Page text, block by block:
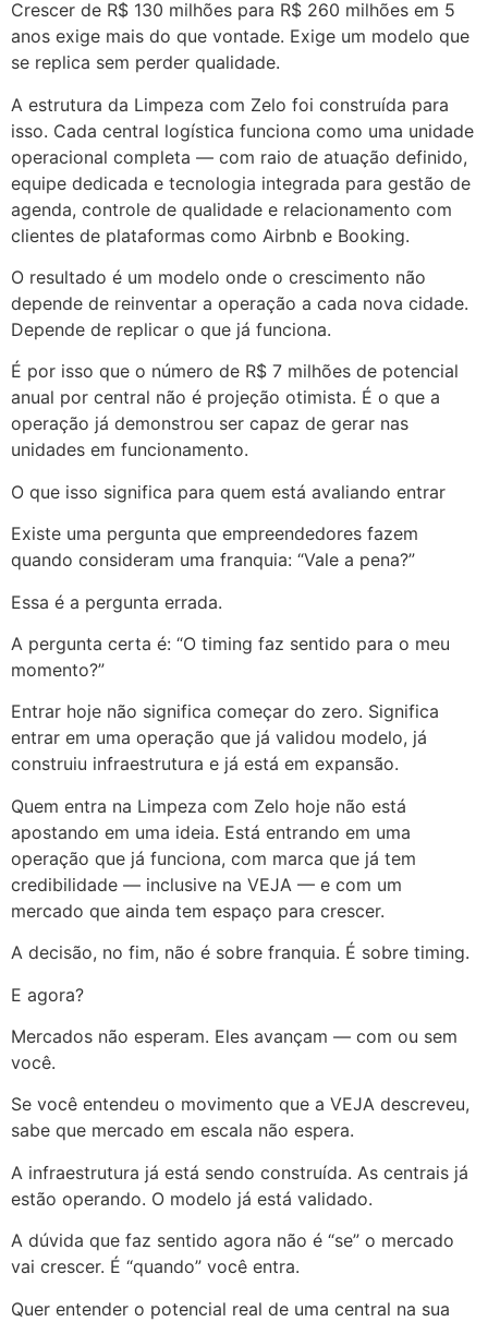
Crescer de R$ 130 milhões para R$ 260 milhões em 5
anos exige mais do que vontade. Exige um modelo que
se replica sem perder qualidade.
A estrutura da Limpeza com Zelo foi construída para
isso. Cada central logística funciona como uma unidade
operacional completa — com raio de atuação definido,
equipe dedicada e tecnologia integrada para gestão de
agenda, controle de qualidade e relacionamento com
clientes de plataformas como Airbnb e Booking.
O resultado é um modelo onde o crescimento não
depende de reinventar a operação a cada nova cidade.
Depende de replicar o que já funciona.
É por isso que o número de R$ 7 milhões de potencial
anual por central não é projeção otimista. É o que a
operação já demonstrou ser capaz de gerar nas
unidades em funcionamento.
O que isso significa para quem está avaliando entrar
Existe uma pergunta que empreendedores fazem
quando consideram uma franquia: “Vale a pena?”
Essa é a pergunta errada.
A pergunta certa é: “O timing faz sentido para o meu
momento?”
Entrar hoje não significa começar do zero. Significa
entrar em uma operação que já validou modelo, já
construiu infraestrutura e já está em expansão.
Quem entra na Limpeza com Zelo hoje não está
apostando em uma ideia. Está entrando em uma
operação que já funciona, com marca que já tem
credibilidade — inclusive na VEJA — e com um
mercado que ainda tem espaço para crescer.
A decisão, no fim, não é sobre franquia. É sobre timing.
E agora?
Mercados não esperam. Eles avançam — com ou sem
você.
Se você entendeu o movimento que a VEJA descreveu,
sabe que mercado em escala não espera.
A infraestrutura já está sendo construída. As centrais já
estão operando. O modelo já está validado.
A dúvida que faz sentido agora não é “se” o mercado
vai crescer. É “quando” você entra.
Quer entender o potencial real de uma central na sua